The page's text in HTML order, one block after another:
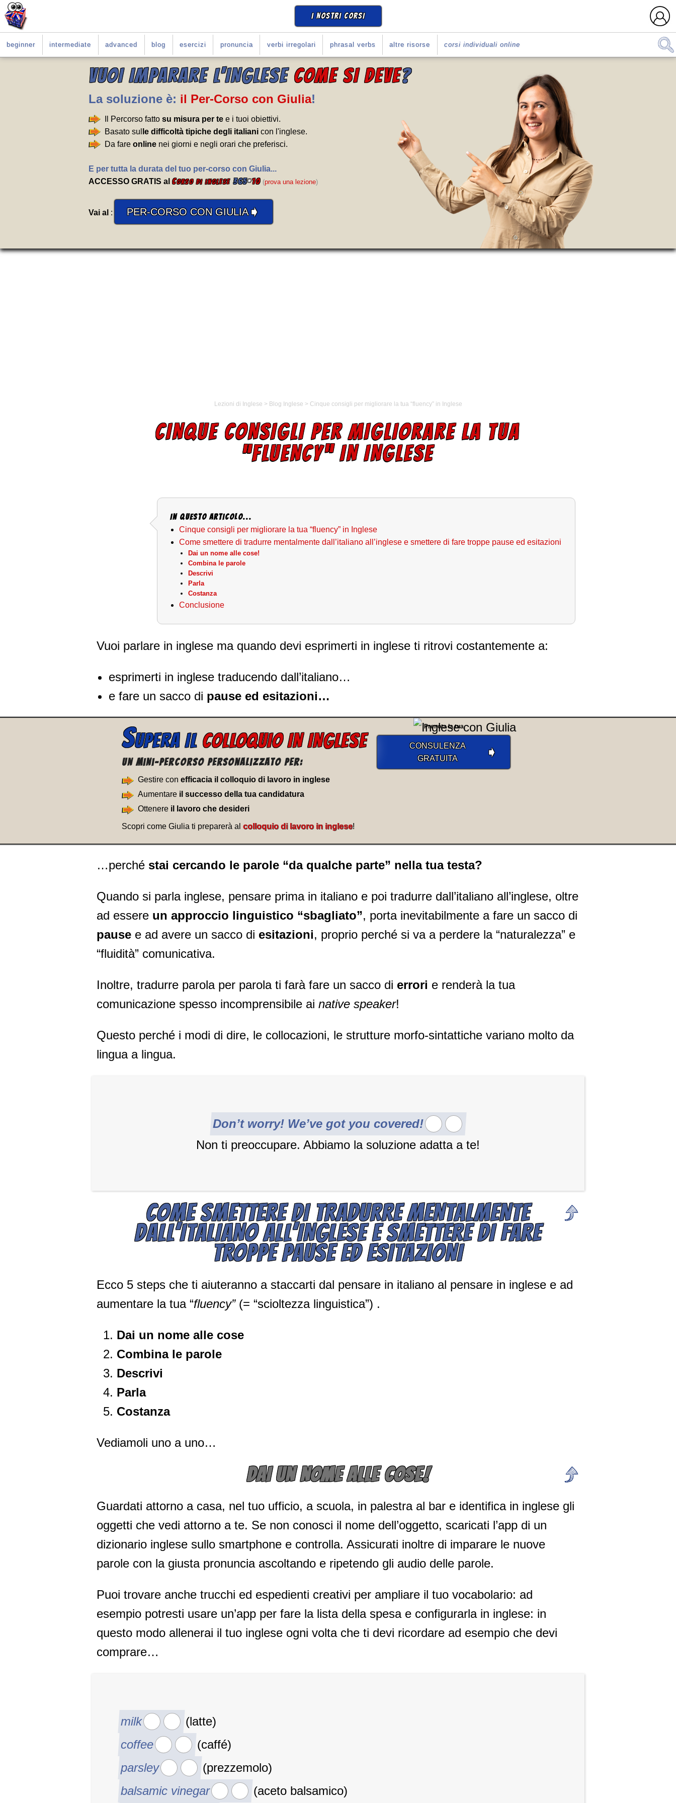
I NOSTRI CORSI
beginner intermediate advanced blog esercizi pronuncia verbi irregolari phrasal verbs altre risorse corsi individuali online
VUOI IMPARARE L'INGLESE COME SI DEVE?
La soluzione è: il Per-Corso con Giulia!
Il Percorso fatto su misura per te e i tuoi obiettivi.
Basato sul le difficoltà tipiche degli italiani con l'inglese.
Da fare online nei giorni e negli orari che preferisci.
E per tutta la durata del tuo per-corso con Giulia...
ACCESSO GRATIS al Corso di inglese 365*10 (prova una lezione)
Vai al : PER-CORSO CON GIULIA➧
Lezioni di Inglese > Blog Inglese > Cinque consigli per migliorare la tua “fluency” in Inglese
CINQUE CONSIGLI PER MIGLIORARE LA TUA
“FLUENCY” IN INGLESE
In questo articolo...
Cinque consigli per migliorare la tua “fluency” in Inglese
Come smettere di tradurre mentalmente dall’italiano all’inglese e smettere di fare troppe pause ed esitazioni
Dai un nome alle cose!
Combina le parole
Descrivi
Parla
Costanza
Conclusione
Vuoi parlare in inglese ma quando devi esprimerti in inglese ti ritrovi costantemente a:
esprimerti in inglese traducendo dall’italiano…
e fare un sacco di pause ed esitazioni…
SUPERA IL COLLOQUIO IN INGLESE
Un Mini-percorso personalizzato per:
Gestire con efficacia il colloquio di lavoro in inglese
Aumentare il successo della tua candidatura
Ottenere il lavoro che desideri
Scopri come Giulia ti preparerà al colloquio di lavoro in inglese!
Prenota la tua
CONSULENZA
GRATUITA
➧
…perché stai cercando le parole “da qualche parte” nella tua testa?
Quando si parla inglese, pensare prima in italiano e poi tradurre dall’italiano all’inglese, oltre
ad essere un approccio linguistico “sbagliato”, porta inevitabilmente a fare un sacco di
pause e ad avere un sacco di esitazioni, proprio perché si va a perdere la “naturalezza” e
“fluidità” comunicativa.
Inoltre, tradurre parola per parola ti farà fare un sacco di errori e renderà la tua
comunicazione spesso incomprensibile ai native speaker!
Questo perché i modi di dire, le collocazioni, le strutture morfo-sintattiche variano molto da
lingua a lingua.
Don’t worry! We’ve got you covered!
Non ti preoccupare. Abbiamo la soluzione adatta a te!
COME SMETTERE DI TRADURRE MENTALMENTE
DALL’ITALIANO ALL’INGLESE E SMETTERE DI FARE
TROPPE PAUSE ED ESITAZIONI
Ecco 5 steps che ti aiuteranno a staccarti dal pensare in italiano al pensare in inglese e ad
aumentare la tua “fluency”(= “scioltezza linguistica”) .
Dai un nome alle cose
Combina le parole
Descrivi
Parla
Costanza
Vediamoli uno a uno…
DAI UN NOME ALLE COSE!
Guardati attorno a casa, nel tuo ufficio, a scuola, in palestra al bar e identifica in inglese gli
oggetti che vedi attorno a te. Se non conosci il nome dell’oggetto, scaricati l’app di un
dizionario inglese sullo smartphone e controlla. Assicurati inoltre di imparare le nuove
parole con la giusta pronuncia ascoltando e ripetendo gli audio delle parole.
Puoi trovare anche trucchi ed espedienti creativi per ampliare il tuo vocabolario: ad
esempio potresti usare un’app per fare la lista della spesa e configurarla in inglese: in
questo modo allenerai il tuo inglese ogni volta che ti devi ricordare ad esempio che devi
comprare…
milk
(latte)
coffee
(caffé)
parsley
(prezzemolo)
balsamic vinegar
(aceto balsamico)